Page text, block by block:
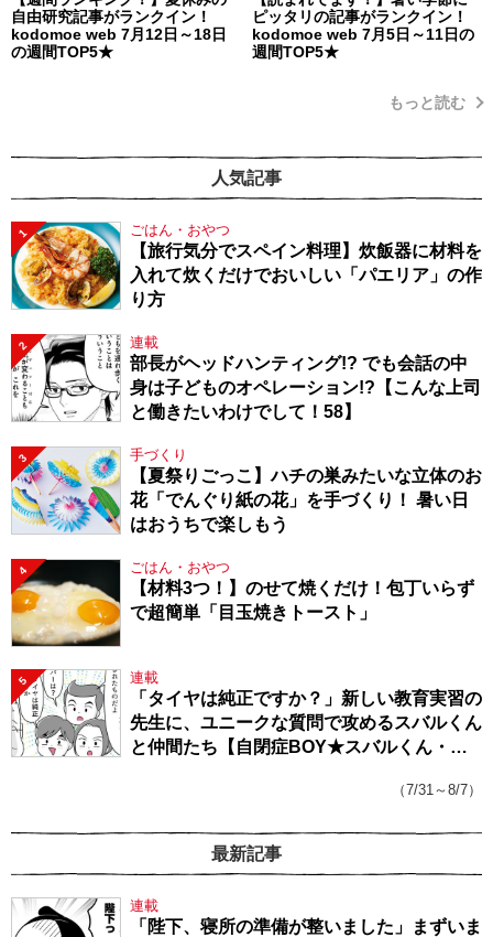
自由研究記事がランクイン！
kodomoe web 7月12日～18日
の週間TOP5★
ピッタリの記事がランクイン！
kodomoe web 7月5日～11日の
週間TOP5★
もっと読む
人気記事
1 ごはん・おやつ
【旅行気分でスペイン料理】炊飯器に材料を
入れて炊くだけでおいしい「パエリア」の作
り方
2 連載
部長がヘッドハンティング!? でも会話の中
身は子どものオペレーション!?【こんな上司
と働きたいわけでして！58】
3 手づくり
【夏祭りごっこ】ハチの巣みたいな立体のお
花「でんぐり紙の花」を手づくり！ 暑い日
はおうちで楽しもう
4 ごはん・おやつ
【材料3つ！】のせて焼くだけ！包丁いらず
で超簡単「目玉焼きトースト」
5 連載
「タイヤは純正ですか？」新しい教育実習の
先生に、ユニークな質問で攻めるスバルくん
と仲間たち【自閉症BOY★スバルくん・
（7/31～8/7）
最新記事
連載
「陛下、寝所の準備が整いました」まずいま